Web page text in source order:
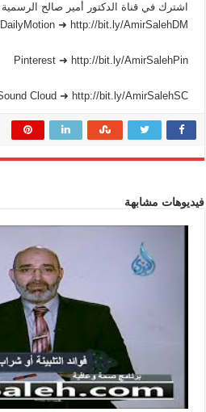
اشترك في قناة الدكتور أمير صالح
DailyMotion ➜ http://bit.ly/AmirSalehDM
Pinterest ➜ http://bit.ly/AmirSalehPin
Cloud ➜ http://bit.ly/AmirSalehSC
فيديوهات مشابهة